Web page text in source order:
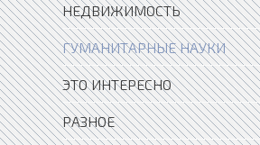
НЕДВИЖИМОСТЬ
ГУМАНИТАРНЫЕ НАУКИ
ЭТО ИНТЕРЕСНО
РАЗНОЕ